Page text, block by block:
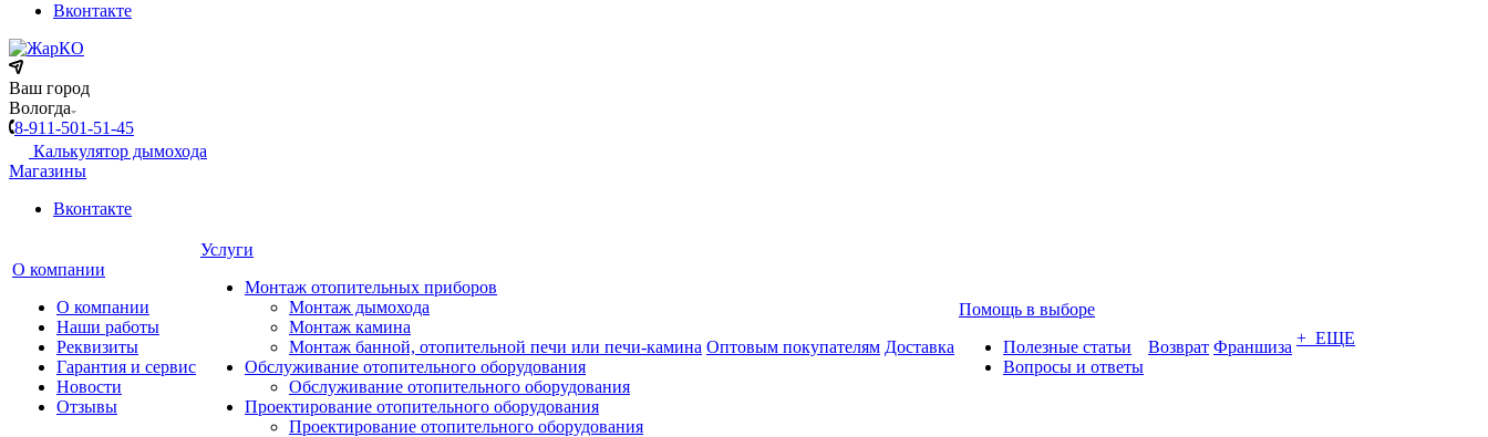
Вконтакте
Ваш город
Вологда
8-911-501-51-45
Калькулятор дымохода
Магазины
Вконтакте
О компании
О компании
Наши работы
Реквизиты
Гарантия и сервис
Новости
Отзывы
Услуги
Монтаж отопительных приборов
Монтаж дымохода
Монтаж камина
Монтаж банной, отопительной печи или печи-камина
Обслуживание отопительного оборудования
Обслуживание отопительного оборудования
Проектирование отопительного оборудования
Проектирование отопительного оборудования
Оптовым покупателям Доставка
Помощь в выборе
Полезные статьи
Вопросы и ответы
Возврат Франшиза + ЕЩЕ